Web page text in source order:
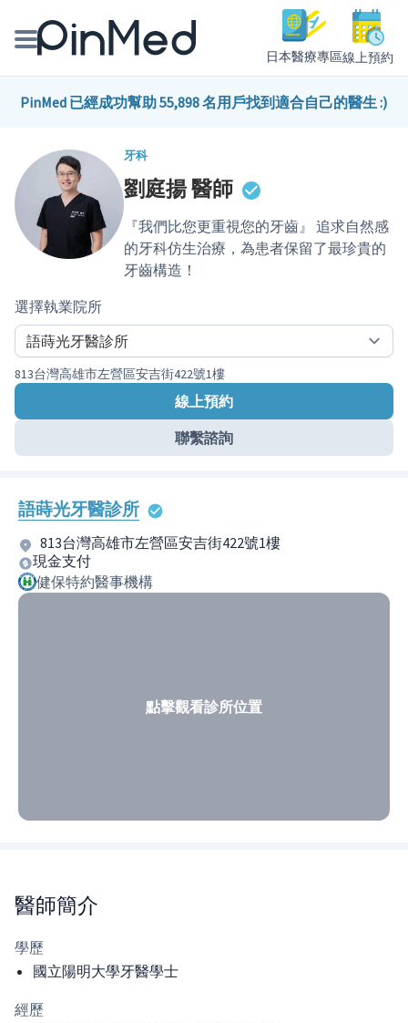
日本醫療專區線上預約
線上預約醫師、院所
醫師專欄專訪
健康主題館
我是醫療人員
PinMed 已經成功幫助 55,898 名用戶找到適合自己的醫生 :)
牙科
劉庭揚醫師
『我們比您更重視您的牙齒』 追求自然感
的牙科仿生治療，為患者保留了最珍貴的
牙齒構造！
選擇執業院所
813台灣高雄市左營區安吉街422號1樓
線上預約
聯繫諮詢
語蒔光牙醫診所
813台灣高雄市左營區安吉街422號1樓
現金支付
健保特約醫事機構
點擊觀看診所位置
醫師簡介
學歷
國立陽明大學牙醫學士
經歷